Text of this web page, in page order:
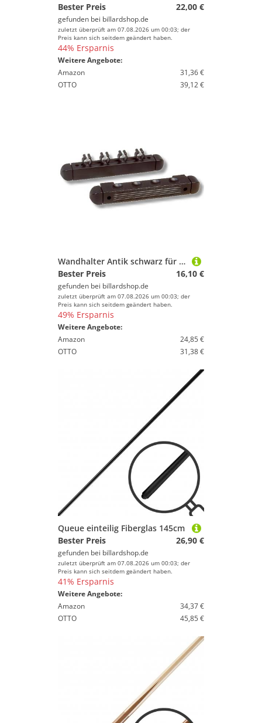
Bester Preis
22,00 €
gefunden bei billardshop.de
zuletzt überprüft am 07.08.2026 um 00:03; der
Preis kann sich seitdem geändert haben.
44% Ersparnis
Weitere Angebote:
Amazon
31,36 €
OTTO
39,12 €
Wandhalter Antik schwarz für 4 Queues
Bester Preis
16,10 €
gefunden bei billardshop.de
zuletzt überprüft am 07.08.2026 um 00:03; der
Preis kann sich seitdem geändert haben.
49% Ersparnis
Weitere Angebote:
Amazon
24,85 €
OTTO
31,38 €
Queue einteilig Fiberglas 145cm
Bester Preis
26,90 €
gefunden bei billardshop.de
zuletzt überprüft am 07.08.2026 um 00:03; der
Preis kann sich seitdem geändert haben.
41% Ersparnis
Weitere Angebote:
Amazon
34,37 €
OTTO
45,85 €